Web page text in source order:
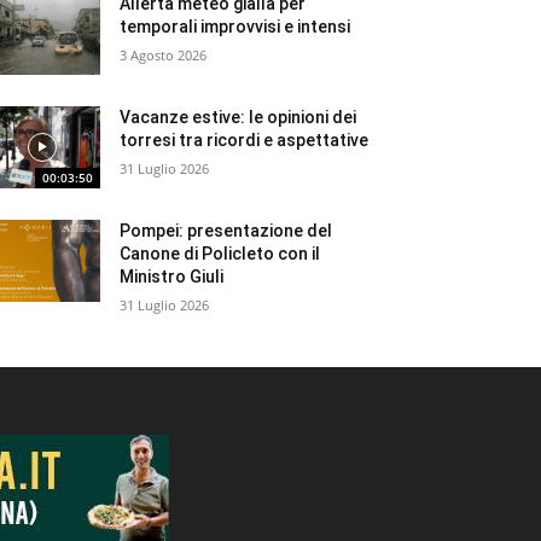
temporali improvvisi e intensi
3 Agosto 2026
00:03:50
Vacanze estive: le opinioni dei
torresi tra ricordi e aspettative
31 Luglio 2026
Pompei: presentazione del
Canone di Policleto con il
Ministro Giuli
31 Luglio 2026